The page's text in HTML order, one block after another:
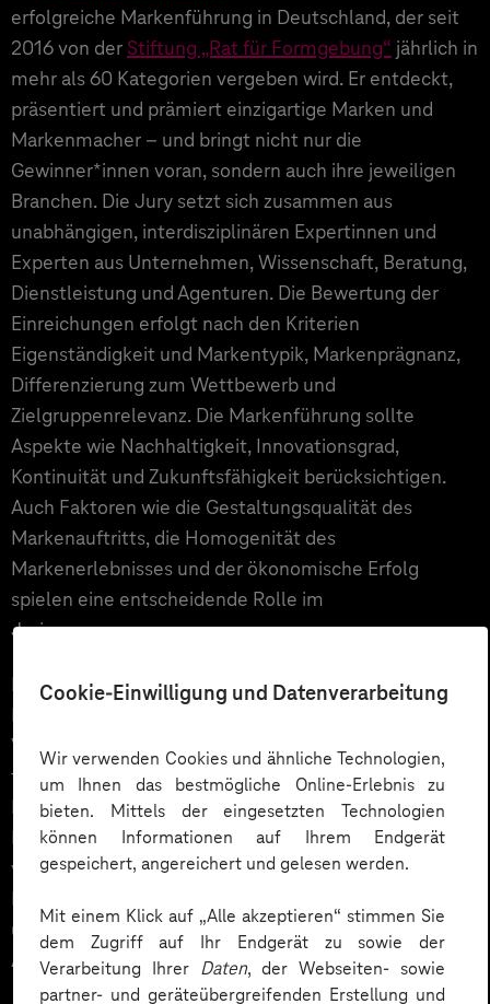
Cookie-Einwilligung und Datenverarbeitung
Wir verwenden Cookies und ähnliche Technologien,
um Ihnen das bestmögliche Online-Erlebnis zu
bieten. Mittels der eingesetzten Technologien
können Informationen auf Ihrem Endgerät
gespeichert, angereichert und gelesen werden.
Mit einem Klick auf „Alle akzeptieren“ stimmen Sie
dem Zugriff auf Ihr Endgerät zu sowie der
Verarbeitung Ihrer Daten, der Webseiten- sowie
partner- und geräteübergreifenden Erstellung und
erfolgreiche Markenführung in Deutschland, der seit
2016 von der Stiftung „Rat für Formgebung“ jährlich in
mehr als 60 Kategorien vergeben wird. Er entdeckt,
präsentiert und prämiert einzigartige Marken und
Markenmacher – und bringt nicht nur die
Gewinner*innen voran, sondern auch ihre jeweiligen
Branchen. Die Jury setzt sich zusammen aus
unabhängigen, interdisziplinären Expertinnen und
Experten aus Unternehmen, Wissenschaft, Beratung,
Dienstleistung und Agenturen. Die Bewertung der
Einreichungen erfolgt nach den Kriterien
Eigenständigkeit und Markentypik, Markenprägnanz,
Differenzierung zum Wettbewerb und
Zielgruppenrelevanz. Die Markenführung sollte
Aspekte wie Nachhaltigkeit, Innovationsgrad,
Kontinuität und Zukunftsfähigkeit berücksichtigen.
Auch Faktoren wie die Gestaltungsqualität des
Markenauftritts, die Homogenität des
Markenerlebnisses und der ökonomische Erfolg
spielen eine entscheidende Rolle im
Jurierungsprozess.
Die German Brand Convention fand anlässlich der
Preisverleihung in der
Von der MMS nahm Thomas Richter an der Verleihung
teil und von unserem Kunden der KZVB war Barbara
Kaiser (Leitung Online-Redaktion) anwesend. Im
Rahmen der Convention fanden am Nachmittag
vielen interessante Impulsvorträge großer deutschen
Marken, wie dem DFB, KELOGG oder HARIBO statt
und im Anschluss ging es zum Gala Dinner mit der
Award Show.